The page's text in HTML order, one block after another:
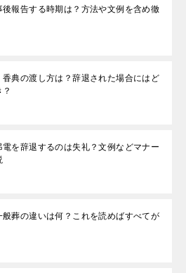
後報告する時期は？方法や文例を含め徹
香典の渡し方は？辞退された場合にはど
電を辞退するのは失礼？文例などマナー
般葬の違いは何？これを読めばすべてが